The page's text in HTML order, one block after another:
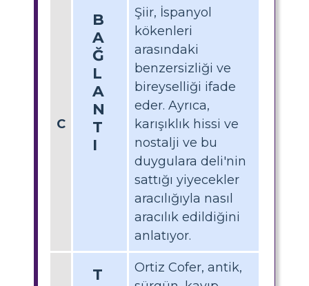
C
B
A
Ğ
L
A
N
T
I
Şiir, İspanyol
kökenleri
arasındaki
benzersizliği ve
bireyselliği ifade
eder. Ayrıca,
karışıklık hissi ve
nostalji ve bu
duygulara deli'nin
sattığı yiyecekler
aracılığıyla nasıl
aracılık edildiğini
anlatıyor.
T
Ortiz Cofer, antik,